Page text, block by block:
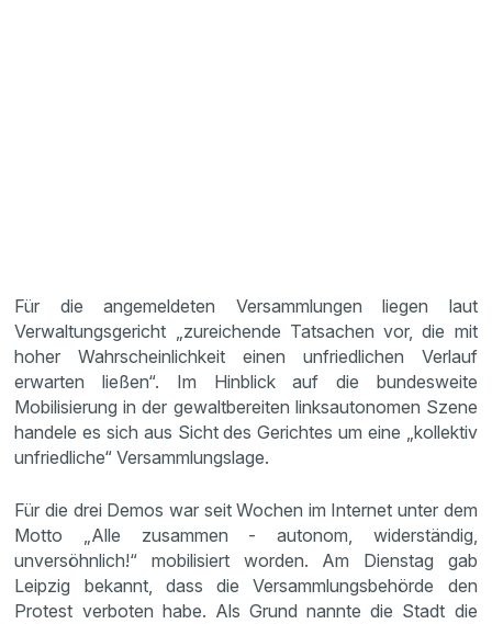
Für die angemeldeten Versammlungen liegen laut
Verwaltungsgericht „zureichende Tatsachen vor, die mit
hoher Wahrscheinlichkeit einen unfriedlichen Verlauf
erwarten ließen“. Im Hinblick auf die bundesweite
Mobilisierung in der gewaltbereiten linksautonomen Szene
handele es sich aus Sicht des Gerichtes um eine „kollektiv
unfriedliche“ Versammlungslage.
Für die drei Demos war seit Wochen im Internet unter dem
Motto „Alle zusammen - autonom, widerständig,
unversöhnlich!“ mobilisiert worden. Am Dienstag gab
Leipzig bekannt, dass die Versammlungsbehörde den
Protest verboten habe. Als Grund nannte die Stadt die